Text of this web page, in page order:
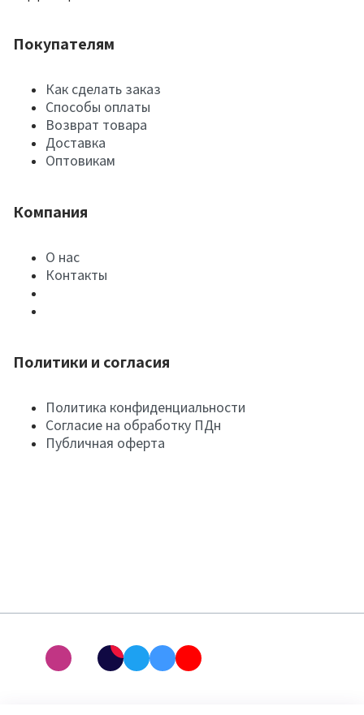
Покупателям
Как сделать заказ
Способы оплаты
Возврат товара
Доставка
Оптовикам
Компания
О нас
Контакты
Политики и согласия
Политика конфиденциальности
Согласие на обработку ПДн
Публичная оферта